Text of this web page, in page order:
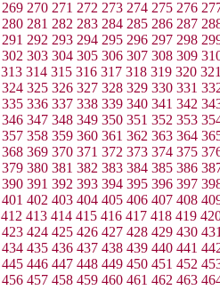
269 270 271 272 273 274 275 276
280 281 282 283 284 285 286 287
291 292 293 294 295 296 297 298
302 303 304 305 306 307 308 309
313 314 315 316 317 318 319 320
324 325 326 327 328 329 330 331
335 336 337 338 339 340 341 342
346 347 348 349 350 351 352 353
357 358 359 360 361 362 363 364
368 369 370 371 372 373 374 375
379 380 381 382 383 384 385 386
390 391 392 393 394 395 396 397
401 402 403 404 405 406 407 408
412 413 414 415 416 417 418 419
423 424 425 426 427 428 429 430
434 435 436 437 438 439 440 441
445 446 447 448 449 450 451 452
456 457 458 459 460 461 462 463